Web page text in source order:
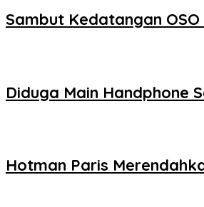
Sambut Kedatangan
Diduga Main Handphone
Hotman Paris